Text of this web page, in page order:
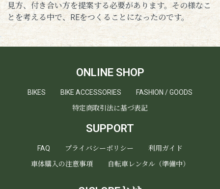
見方、付き合い方を提案する必要があります。その様なこ
とを考える中で、REをつくることになったのです。
ONLINE SHOP
BIKES BIKE ACCESSORIES
FASHION / GOODS
特定商取引法に基づ表記
SUPPORT
FAQ プライバシーポリシー
利用ガイド
車体購入の注意事項
自転車レンタル（準備中）